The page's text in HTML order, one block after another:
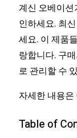
계신 오베이
인하세요. 최
세요. 이 제품
랑합니다. 구
로 관리할 수
자세한 내용
Table of